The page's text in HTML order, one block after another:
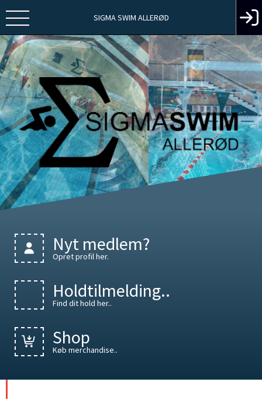
SIGMA SWIM ALLERØD
Nyt medlem?
Opret profil her.
Holdtilmelding..
Find dit hold her..
Shop
Køb merchandise..